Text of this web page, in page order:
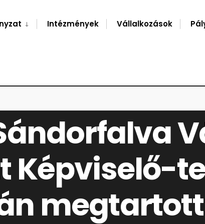
Intézmények Vállalkozások
Képviselő-